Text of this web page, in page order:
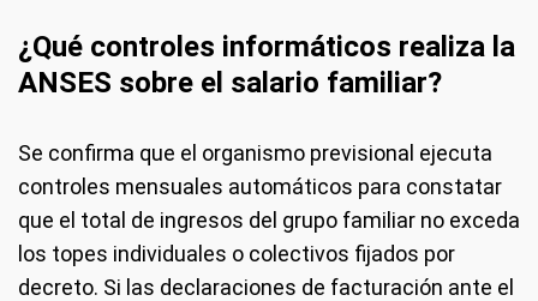
¿Qué controles informáticos realiza la
ANSES sobre el salario familiar?
Se confirma que el organismo previsional ejecuta
controles mensuales automáticos para constatar
que el total de ingresos del grupo familiar no exceda
los topes individuales o colectivos fijados por
decreto. Si las declaraciones de facturación ante el